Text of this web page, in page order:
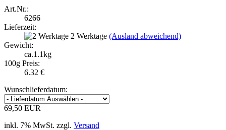
Art.Nr.:
6266
Lieferzeit:
2 Werktage (Ausland abweichend)
Gewicht:
ca.1.1kg
100g Preis:
6.32 €
Wunschlieferdatum:
69,50 EUR
inkl. 7% MwSt. zzgl. Versand